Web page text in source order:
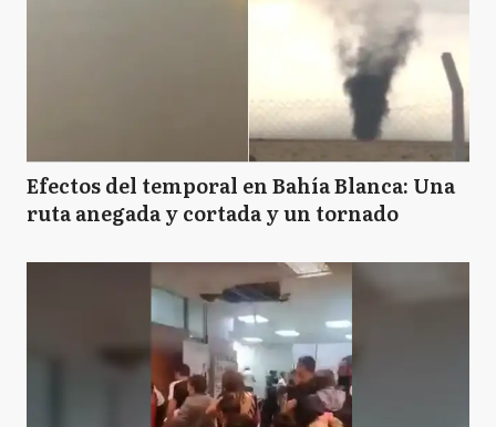
Efectos del temporal en Bahía Blanca: Una
ruta anegada y cortada y un tornado